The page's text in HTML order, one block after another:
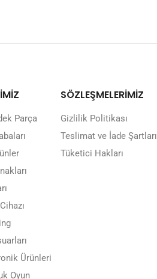
Parça
Ürünleri
Oyun
SÖZLEŞMELERİMİZ
Gizlilik Politikası
Teslimat ve İade Şartları
Tüketici Hakları